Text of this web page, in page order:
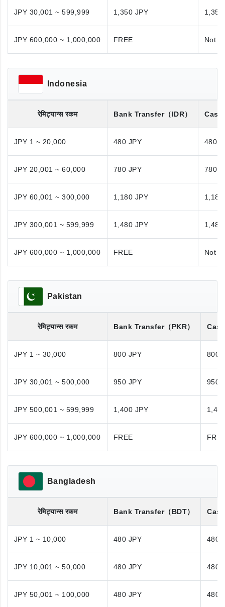
JPY 30,001 ~ 599,999 1,350 JPY
JPY 600,000 ~ 1,000,000 FREE Not
Indonesia
रेमिट्यान्स रकम Bank Transfer（IDR）
JPY 1 ~ 20,000 480 JPY 480
JPY 20,001 ~ 60,000 780 JPY 780
JPY 60,001 ~ 300,000 1,180 JPY
JPY 300,001 ~ 599,999 1,480 JPY
JPY 600,000 ~ 1,000,000 FREE Not
Pakistan
रेमिट्यान्स रकम Bank Transfer（PKR）
JPY 1 ~ 30,000 800 JPY 800
JPY 30,001 ~ 500,000 950 JPY 950
JPY 500,001 ~ 599,999 1,400 JPY
JPY 600,000 ~ 1,000,000 FREE
Bangladesh
रेमिट्यान्स रकम Bank Transfer（BDT）
JPY 1 ~ 10,000 480 JPY 480
JPY 10,001 ~ 50,000 480 JPY 480
JPY 50,001 ~ 100,000 480 JPY 480